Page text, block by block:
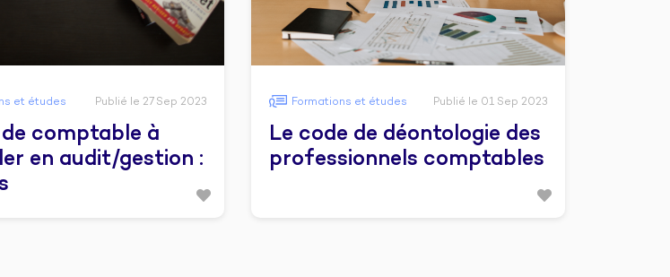
et études Publié le 27 Sep 2023
comptable à
en audit/gestion :
Formations et études Publié le 01 Sep 2023
Le code de déontologie des
professionnels comptables